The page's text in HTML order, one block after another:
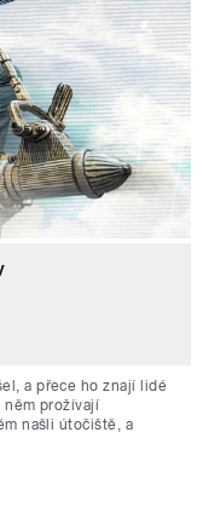
a přece ho znají lidé
prožívají
našli útočiště, a